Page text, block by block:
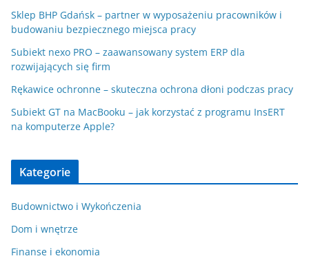
Sklep BHP Gdańsk – partner w wyposażeniu pracowników i
budowaniu bezpiecznego miejsca pracy
Subiekt nexo PRO – zaawansowany system ERP dla
rozwijających się firm
Rękawice ochronne – skuteczna ochrona dłoni podczas pracy
Subiekt GT na MacBooku – jak korzystać z programu InsERT
na komputerze Apple?
Kategorie
Budownictwo i Wykończenia
Dom i wnętrze
Finanse i ekonomia